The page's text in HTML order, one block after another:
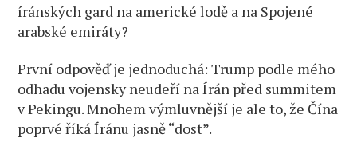
íránských gard na americké lodě a na Spojené
arabské emiráty?
První odpověď je jednoduchá: Trump podle mého
odhadu vojensky neudeří na Írán před summitem
v Pekingu. Mnohem výmluvnější je ale to, že Čína
poprvé říká Íránu jasně “dost”.